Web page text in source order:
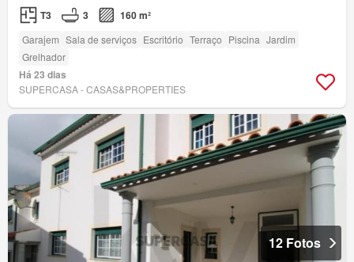
T3 3 160 m²
Garajem Sala de serviços Escritório Terraço Piscina Jardim
Grelhador
Há 23 dias
SUPERCASA - CASAS&PROPERTIES
12 Fotos